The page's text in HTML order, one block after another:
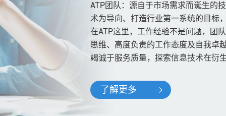
ATP团队：源自于市场需求而诞生的
术为导向、打造行业第一系统的目标
在ATP这里，工作经验不是问题，团
思维、高度负责的工作态度及自我卓
竭诚于服务质量，探索信息技术在衍
了解更多